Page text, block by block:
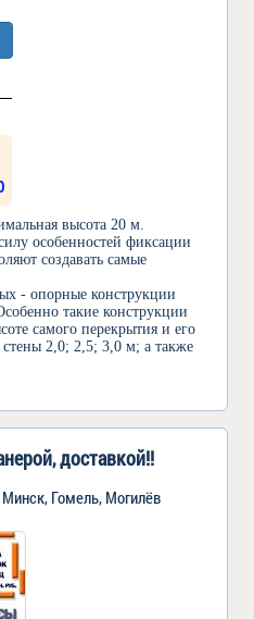
высота 20 м.
особенностей фиксации
создавать самые
- опорные конструкции
такие конструкции
самого перекрытия и его
2,0; 2,5; 3,0 м; а также
доставкой!!
Гомель, Могилёв